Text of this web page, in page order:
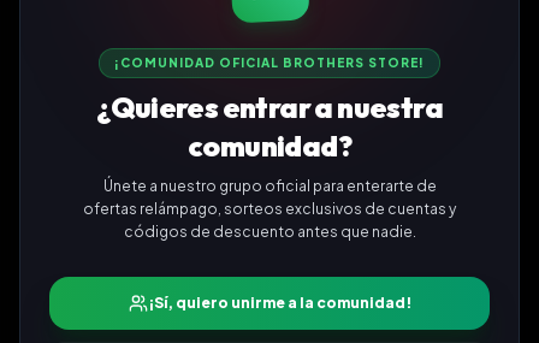
¡COMUNIDAD OFICIAL BROTHERS STORE!
¿Quieres entrar a nuestra
comunidad?
Únete a nuestro grupo oficial para enterarte de
ofertas relámpago, sorteos exclusivos de cuentas y
códigos de descuento antes que nadie.
¡Sí, quiero unirme a la comunidad!